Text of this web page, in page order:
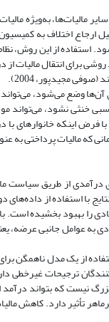
مالیات‌ها، به‌ویژه
ارجاع اختلاف به
از این روش،
برای انتقال مالیات
مجیدپور، 2004).
وضع می‌شود، می‌تواند
خنثی نشود، می‌تواند
فرض اینکه خانوارهای با
که مالیات پرداختی به
درآمدی از طریق
با استفاده از داده‌های
را بهبود بخشیده است.
به عوامل جانبی عرضه،
با استفاده از یک مدل
ترجیحات غیرخطی
نیست که بتواند درآمد
تأثیر دارد. کاهش